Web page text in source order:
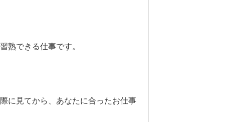
熟できる仕事です。
に見てから、あなたに合ったお仕事